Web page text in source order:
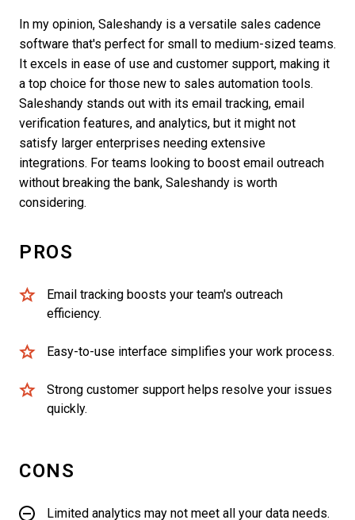
In my opinion, Saleshandy is a versatile sales cadence
software that's perfect for small to medium-sized teams.
It excels in ease of use and customer support, making it
a top choice for those new to sales automation tools.
Saleshandy stands out with its email tracking, email
verification features, and analytics, but it might not
satisfy larger enterprises needing extensive
integrations. For teams looking to boost email outreach
without breaking the bank, Saleshandy is worth
considering.
PROS
Email tracking boosts your team's outreach
efficiency.
Easy-to-use interface simplifies your work process.
Strong customer support helps resolve your issues
quickly.
CONS
Limited analytics may not meet all your data needs.